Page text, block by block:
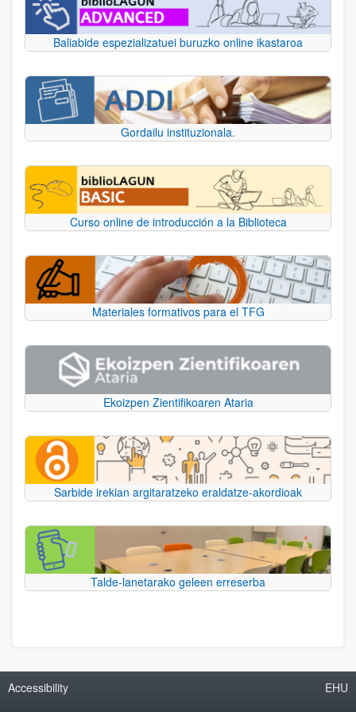
Baliabide espezializatuei buruzko online ikastaroa
Gordailu instituzionala.
Curso online de introducción a la Biblioteca
Materiales formativos para el TFG
Ekoizpen Zientifikoaren Ataria
Sarbide irekian argitaratzeko eraldatze-akordioak
Talde-lanetarako geleen erreserba
Accessibility EHU